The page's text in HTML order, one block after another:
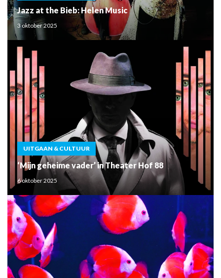
Jazz at the Bieb: Helen Music
3 oktober 2025
UITGAAN & CULTUUR
‘Mijn geheime vader’ in Theater Hof 88
6 oktober 2025